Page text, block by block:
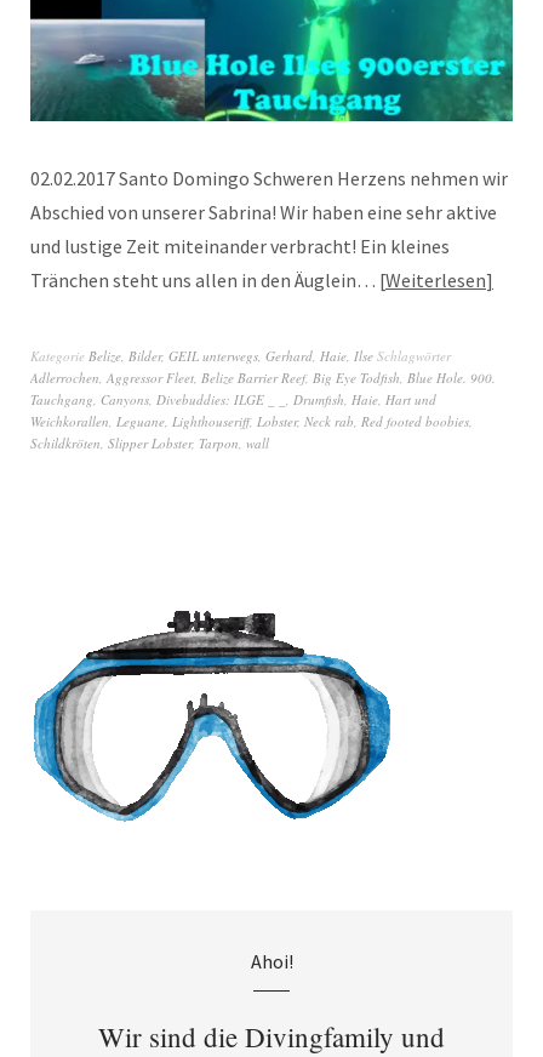
02.02.2017 Santo Domingo Schweren Herzens nehmen wir
Abschied von unserer Sabrina! Wir haben eine sehr aktive
und lustige Zeit miteinander verbracht! Ein kleines
Tränchen steht uns allen in den Äuglein… Weiterlesen
Kategorie Belize Bilder, GEIL unterwegs Gerhard Haie Ilse Schlagwörter
Adlerrochen Aggressor Fleet Belize Barrier Reef, Big Eye Todfish Blue Hole. 900.
Tauchgang Canyons Divebuddies: ILGE _ _ Drumfish Haie Hart und
Weichkorallen Leguane Lighthouseriff, Lobster, Neck rab Red footed boobies
Schildkröten Slipper Lobster, Tarpon wall
Ahoi!
Wir sind die Divingfamily und